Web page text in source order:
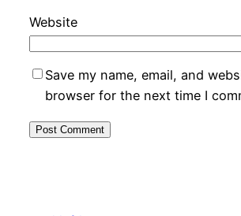
Website
Save my name, email, and
browser for the next time I